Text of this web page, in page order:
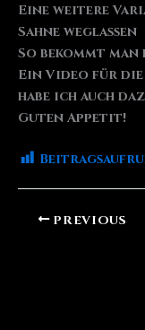
Eine weitere
Sahne weglassen
So bekommt
Ein Video für
habe ich auch
Guten Appetit!
PREVIOUS